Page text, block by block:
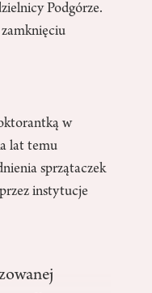
Podgórze.
w
lat temu
sprzątaczek
instytucje